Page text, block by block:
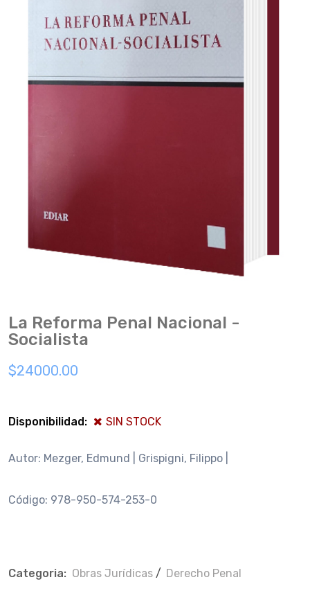
La Reforma Penal Nacional -
Socialista
$24000.00
Disponibilidad: SIN STOCK
Autor: Mezger, Edmund | Grispigni, Filippo |
Código: 978-950-574-253-0
Categoria: Obras Jurí­dicas / Derecho Penal